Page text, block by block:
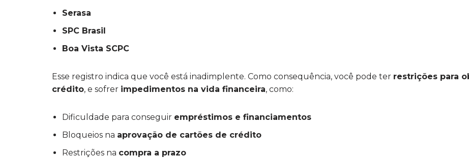
Serasa
SPC Brasil
Boa Vista SCPC
Esse registro indica que você está inadimplente. Como consequência, você pode ter restrições para
crédito, e sofrer impedimentos na vida financeira, como:
Dificuldade para conseguir empréstimos e financiamentos
Bloqueios na aprovação de cartões de crédito
Restrições na compra a prazo